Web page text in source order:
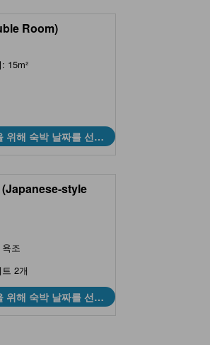
Room)
15m²
위해 숙박 날짜를 선택
하세요
(Japanese-style
조
2개
위해 숙박 날짜를 선택
하세요